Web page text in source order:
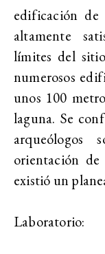
edificación
altamente
límites del
numerosos
unos 100
laguna. Se
arqueólogos
orientación
existió un
Laboratorio: